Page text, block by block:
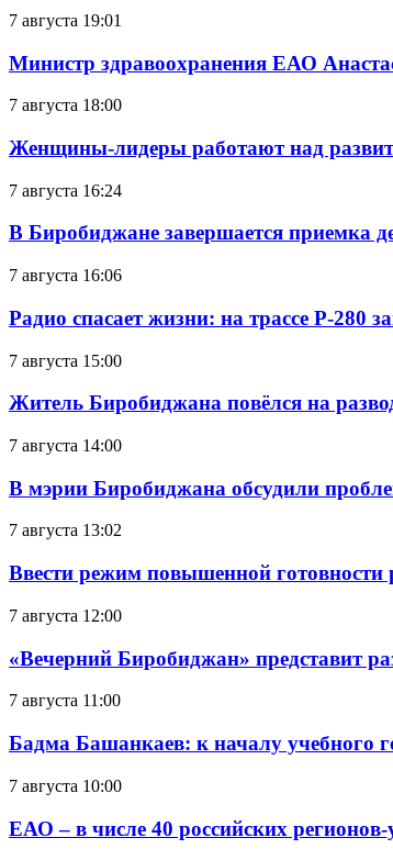
7 августа 19:01
Министр здравоохранения ЕАО
7 августа 18:00
Женщины-лидеры работают над
7 августа 16:24
В Биробиджане завершается приемка
7 августа 16:06
Радио спасает жизни: на трассе Р-280
7 августа 15:00
Житель Биробиджана повёлся на
7 августа 14:00
В мэрии Биробиджана обсудили
7 августа 13:02
Ввести режим повышенной готовности
7 августа 12:00
«Вечерний Биробиджан» представит
7 августа 11:00
Бадма Башанкаев: к началу учебного
7 августа 10:00
ЕАО – в числе 40 российских